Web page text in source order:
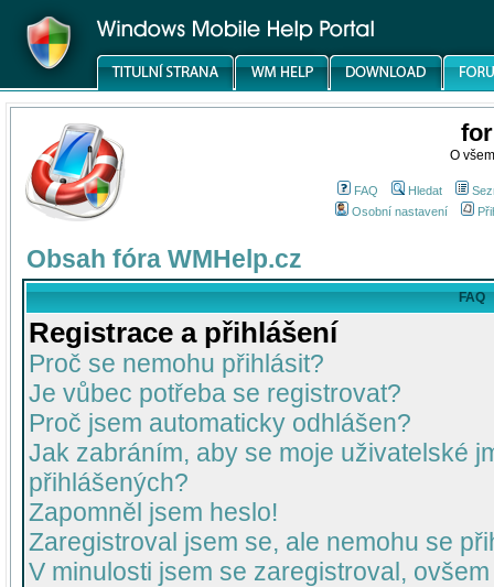
O
FAQ Hledat
Osobní nastavení
Obsah fóra WMHelp.cz
FAQ
Registrace a přihlášení
Proč se nemohu přihlásit?
Je vůbec potřeba se registrovat?
Proč jsem automaticky odhlášen?
Jak zabráním, aby se moje uživatelské
přihlášených?
Zapomněl jsem heslo!
Zaregistroval jsem se, ale nemohu se
V minulosti jsem se zaregistroval,